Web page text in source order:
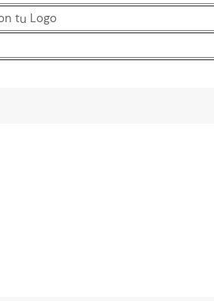
tu Logo